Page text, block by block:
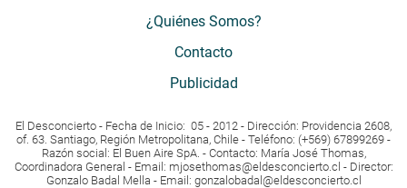
¿Quiénes Somos?
Contacto
Publicidad
El Desconcierto - Fecha de Inicio: 05 - 2012 - Dirección: Providencia 2608,
of. 63. Santiago, Región Metropolitana, Chile - Teléfono: (+569) 67899269 -
Razón social: El Buen Aire SpA. - Contacto: María José Thomas,
Coordinadora General - Email: mjosethomas@eldesconcierto.cl - Director:
Gonzalo Badal Mella - Email: gonzalobadal@eldesconcierto.cl